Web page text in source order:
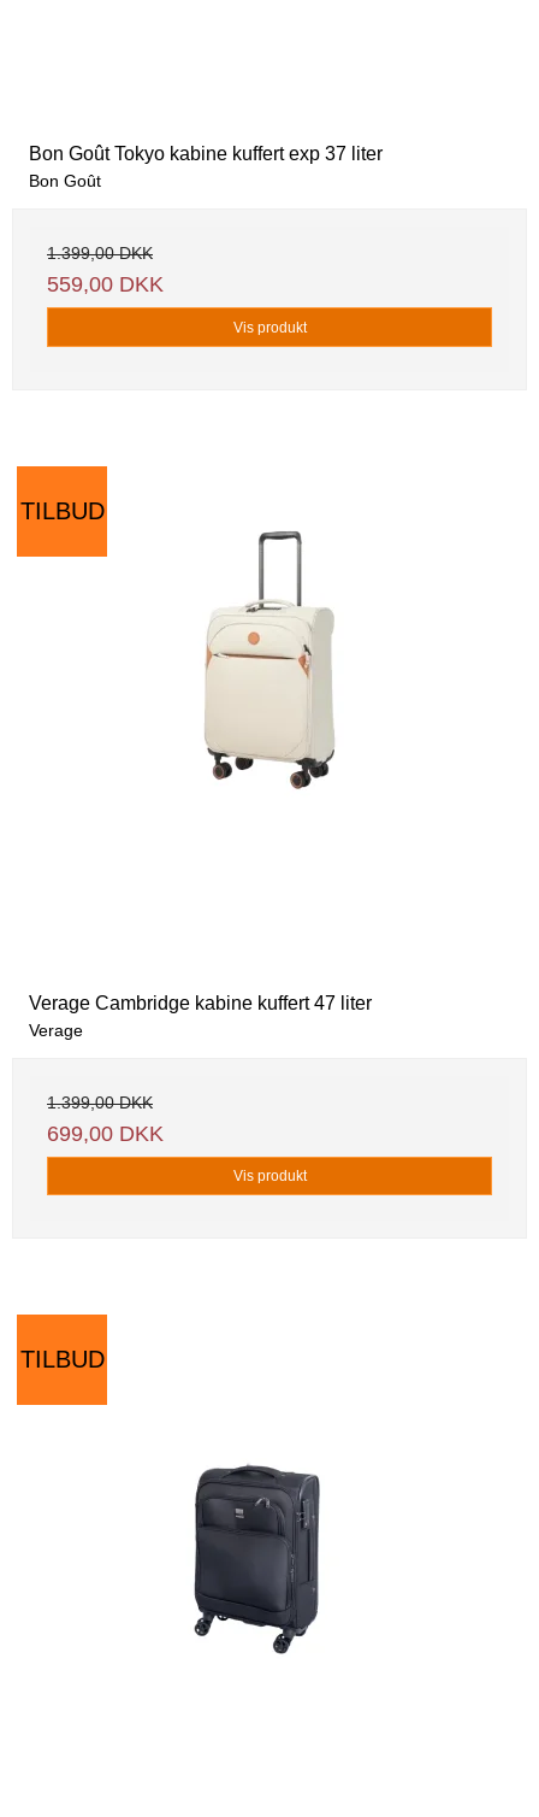
Bon Goût Tokyo kabine kuffert exp 37 liter
Bon Goût
1.399,00 DKK
559,00 DKK
Vis produkt
TILBUD
Verage Cambridge kabine kuffert 47 liter
Verage
1.399,00 DKK
699,00 DKK
Vis produkt
TILBUD